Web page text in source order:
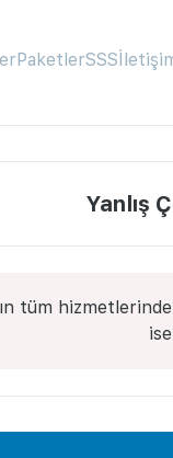
PaketlerSSS
Yanlış
tüm